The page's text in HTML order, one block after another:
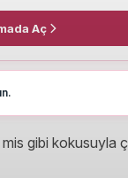
Aç
mis gibi